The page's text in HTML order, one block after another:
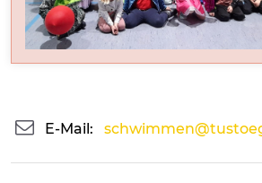
E-Mail: